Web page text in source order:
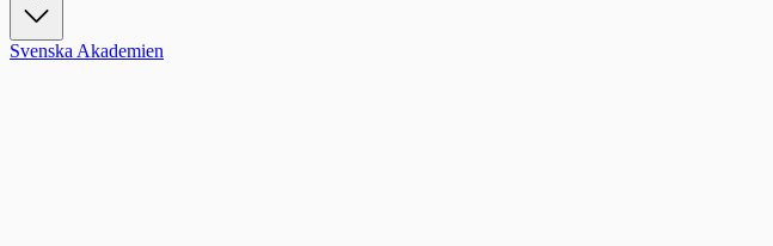
Svenska Akademien